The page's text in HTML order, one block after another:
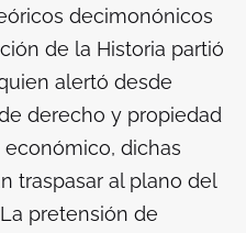
decimonónicos
de la Historia partió
alertó desde
derecho y propiedad
dichas
traspasar al plano del
pretensión de